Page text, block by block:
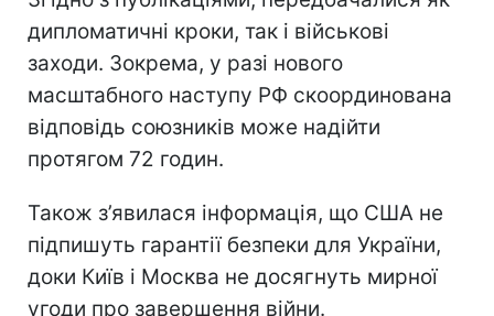
дипломатичні кроки, так і військові
заходи. Зокрема, у разі нового
масштабного наступу РФ скоординована
відповідь союзників може надійти
протягом 72 годин.
Також з’явилася інформація, що США не
підпишуть гарантії безпеки для України,
доки Київ і Москва не досягнуть мирної
угоди про завершення війни.